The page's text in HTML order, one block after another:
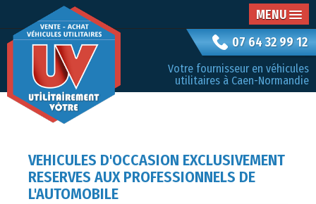
MENU
07 64 32 99 12
Votre fournisseur en véhicules
utilitaires à Caen-Normandie
VEHICULES D'OCCASION EXCLUSIVEMENT
RESERVES AUX PROFESSIONNELS DE
L'AUTOMOBILE